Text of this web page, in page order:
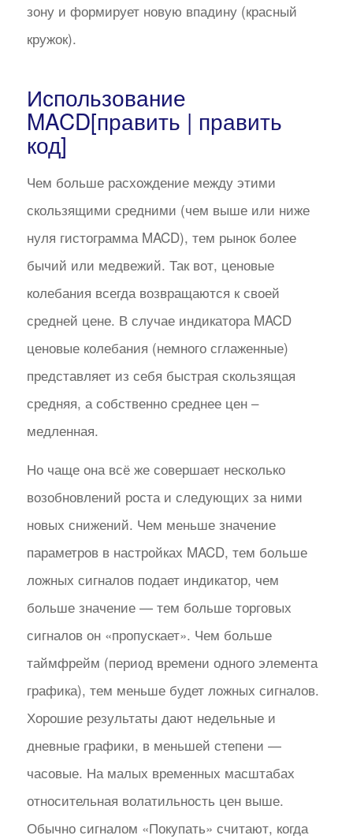
зону и формирует новую впадину (красный
кружок).
Использование
MACD[править | править
код]
Чем больше расхождение между этими
скользящими средними (чем выше или ниже
нуля гистограмма MACD), тем рынок более
бычий или медвежий. Так вот, ценовые
колебания всегда возвращаются к своей
средней цене. В случае индикатора MACD
ценовые колебания (немного сглаженные)
представляет из себя быстрая скользящая
средняя, а собственно среднее цен –
медленная.
Но чаще она всё же совершает несколько
возобновлений роста и следующих за ними
новых снижений. Чем меньше значение
параметров в настройках MACD, тем больше
ложных сигналов подает индикатор, чем
больше значение — тем больше торговых
сигналов он «пропускает». Чем больше
таймфрейм (период времени одного элемента
графика), тем меньше будет ложных сигналов.
Хорошие результаты дают недельные и
дневные графики, в меньшей степени —
часовые. На малых временных масштабах
относительная волатильность цен выше.
Обычно сигналом «Покупать» считают, когда